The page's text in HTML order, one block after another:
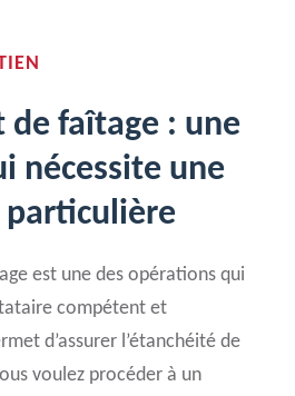
de faîtage : une
nécessite une
particulière
est une des opérations qui
compétent et
d’assurer l’étanchéité de
voulez procéder à un